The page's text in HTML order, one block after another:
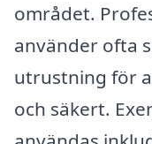
området.
använder ofta
utrustning för
och säkert.